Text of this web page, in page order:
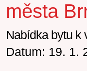
města
Nabídka bytu k
Datum: 19. 1.